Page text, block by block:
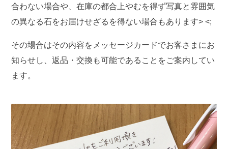
合わない場合や、在庫の都合上やむを得ず写真と雰囲気
の異なる石をお届けせざるを得ない場合もあります> <;
その場合はその内容をメッセージカードでお客さまにお
知らせし、返品・交換も可能であることをご案内してい
ます。